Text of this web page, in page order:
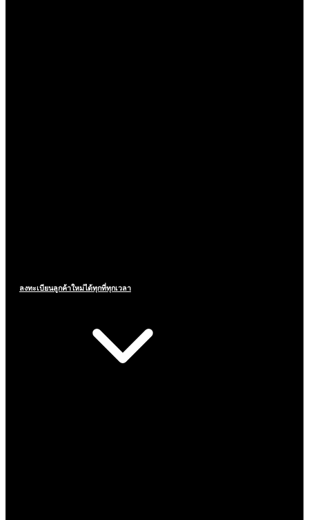
ลงทะเบียนลูกค้าใหม่ได้ทุกที่ทุกเวลา